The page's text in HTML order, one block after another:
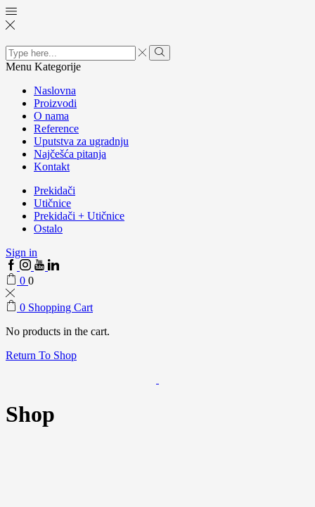
Search
input
Menu Kategorije
Naslovna
Proizvodi
O nama
Reference
Uputstva za ugradnju
Najčešća pitanja
Kontakt
Prekidači
Utičnice
Prekidači + Utičnice
Ostalo
Sign in
0 0
0 Shopping Cart
No products in the cart.
Return To Shop
Shop